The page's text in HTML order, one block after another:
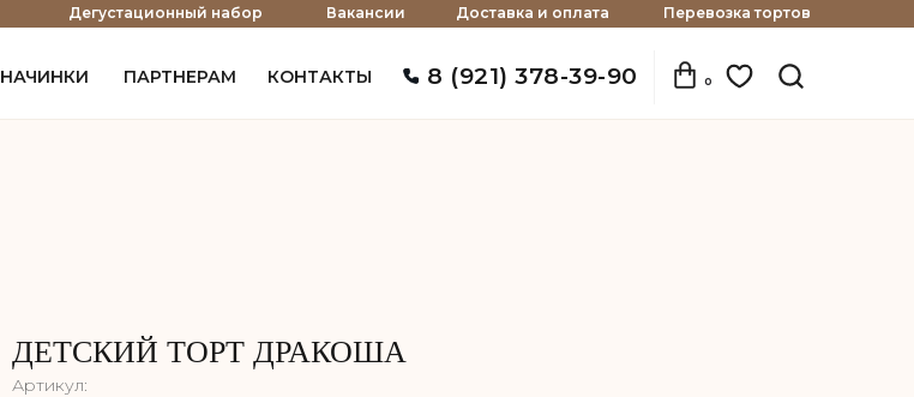
Вакансии
Дегустационный набор Доставка и оплата Перевозка тортов
8 (921) 378-39-90
КОНТАКТЫ
НАЧИНКИ ПАРТНЕРАМ 0
ДЕТСКИЙ ТОРТ ДРАКОША
Артикул: